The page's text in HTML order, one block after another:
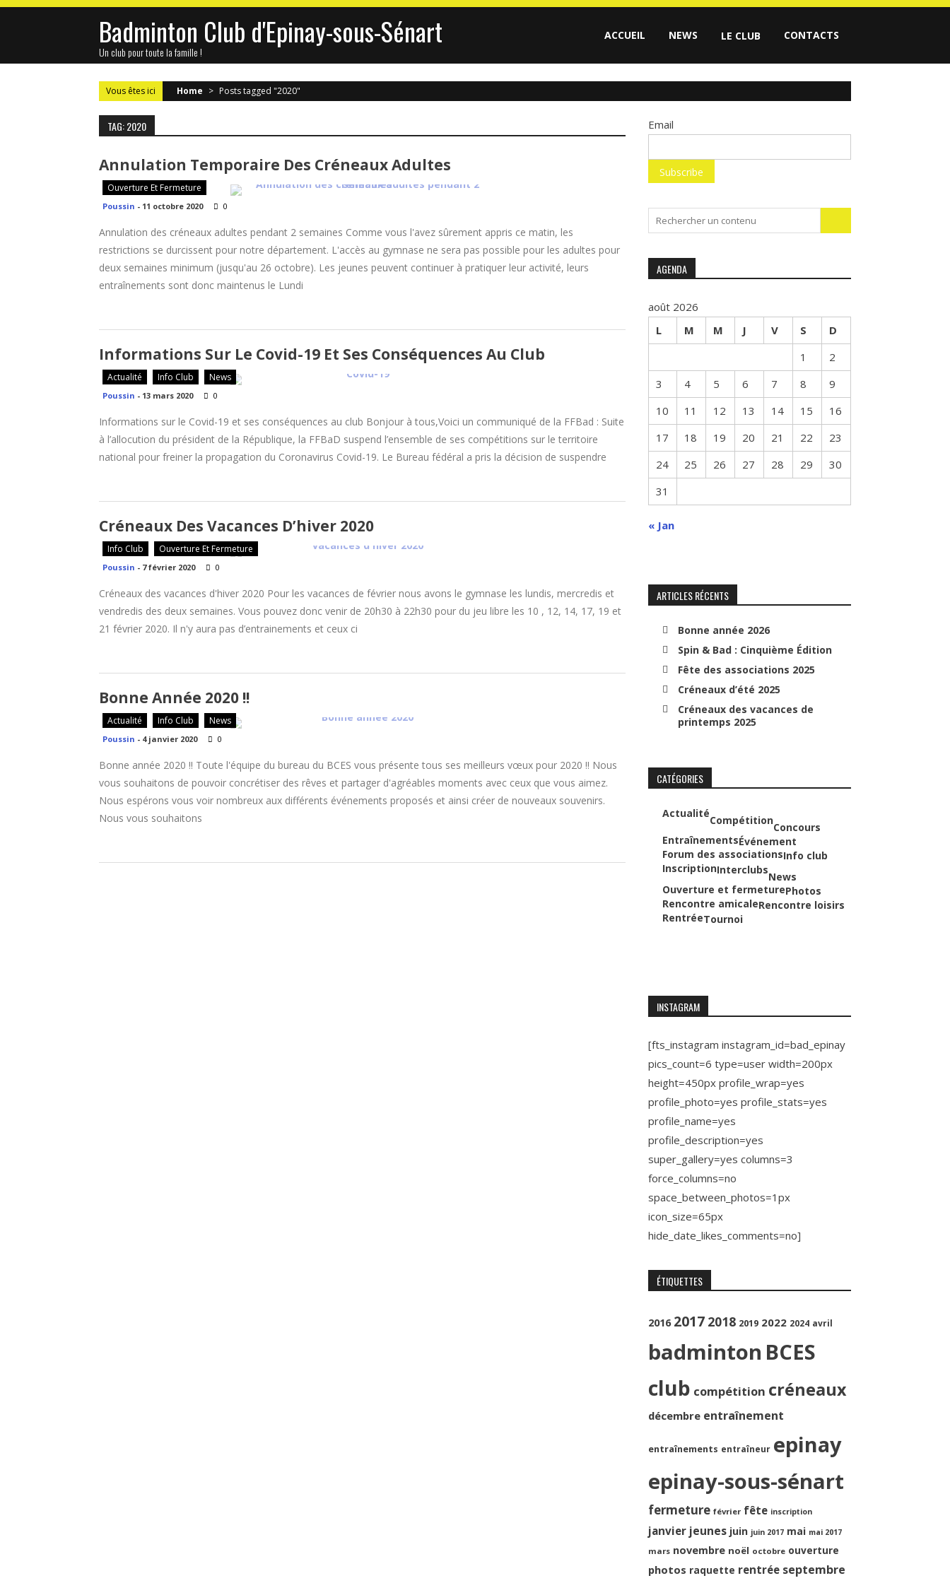
Skip
Badminton Club d'Epinay-sous-Sénart
Un club pour toute la famille !
ACCUEIL NEWS LE CLUB CONTACTS
Vous êtes ici Home > Posts tagged "2020"
TAG: 2020
Annulation Temporaire Des Créneaux Adultes
Ouverture Et Fermeture
Poussin - 11 octobre 2020 0
Annulation des créneaux adultes pendant 2 semaines Comme vous l'avez sûrement appris ce matin, les
restrictions se durcissent pour notre département. L'accès au gymnase ne sera pas possible pour les adultes pour
deux semaines minimum (jusqu'au 26 octobre). Les jeunes peuvent continuer à pratiquer leur activité, leurs
entraînements sont donc maintenus le Lundi
Informations Sur Le Covid-19 Et Ses Conséquences Au Club
Actualité Info Club News
Poussin - 13 mars 2020 0
Informations sur le Covid-19 et ses conséquences au club Bonjour à tous,Voici un communiqué de la FFBad : Suite
à l’allocution du président de la République, la FFBaD suspend l’ensemble de ses compétitions sur le territoire
national pour freiner la propagation du Coronavirus Covid-19. Le Bureau fédéral a pris la décision de suspendre
Créneaux Des Vacances D’hiver 2020
Info Club Ouverture Et Fermeture
Poussin - 7 février 2020 0
Créneaux des vacances d'hiver 2020 Pour les vacances de février nous avons le gymnase les lundis, mercredis et
vendredis des deux semaines. Vous pouvez donc venir de 20h30 à 22h30 pour du jeu libre les 10 , 12, 14, 17, 19 et
21 février 2020. Il n'y aura pas d’entrainements et ceux ci
Bonne Année 2020 !!
Actualité Info Club News
Poussin - 4 janvier 2020 0
Bonne année 2020 !! Toute l'équipe du bureau du BCES vous présente tous ses meilleurs vœux pour 2020 !! Nous
vous souhaitons de pouvoir concrétiser des rêves et partager d'agréables moments avec ceux que vous aimez.
Nous espérons vous voir nombreux aux différents événements proposés et ainsi créer de nouveaux souvenirs.
Nous vous souhaitons
Email
for:
AGENDA
août 2026
L
M M J V S
D
1
2
3
4 5 6 7 8
9
10
11 12 13 14 15
16
17
18 19 20 21 22
23
24
25 26 27 28 29
30
31
« Jan
ARTICLES RÉCENTS
Bonne année 2026
Spin & Bad : Cinquième Édition
Fête des associations 2025
Créneaux d’été 2025
Créneaux des vacances de
printemps 2025
CATÉGORIES
Actualité
Compétition
Concours
EntraînementsÉvénement
Forum des associationsInfo club
InscriptionInterclubs
News
Ouverture et fermeturePhotos
Rencontre amicaleRencontre loisirs
RentréeTournoi
INSTAGRAM
[fts_instagram instagram_id=bad_epinay
pics_count=6 type=user width=200px
height=450px profile_wrap=yes
profile_photo=yes profile_stats=yes
profile_name=yes
profile_description=yes
super_gallery=yes columns=3
force_columns=no
space_between_photos=1px
icon_size=65px
hide_date_likes_comments=no]
ÉTIQUETTES
2016 2017 2018 2019 2022 2024 avril
badminton BCES
club compétition créneaux
décembre entraînement
entraînements entraîneur epinay
epinay-sous-sénart
fermeture février fête inscription
janvier jeunes juin juin 2017 mai mai 2017
mars novembre noël octobre ouverture
photos raquette rentrée septembre